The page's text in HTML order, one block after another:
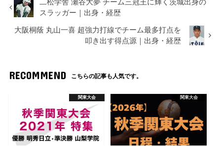
二松学舎 瀬谷大夢 チーム三冠王に輝く茨城出身の
スラッガー｜出身・経歴
大阪桐蔭 丸山一喜 超強力打線でチーム最多打点を
叩き出す得点源｜出身・経歴
RECOMMEND こちらの記事も人気です。
関東大会 関東大会